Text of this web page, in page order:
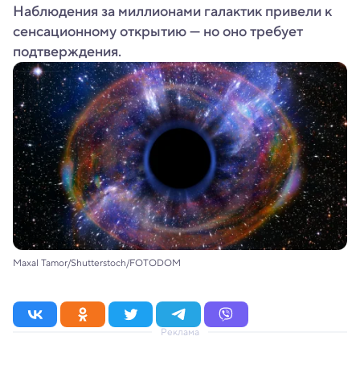
Наблюдения за миллионами галактик привели к
сенсационному открытию — но оно требует
подтверждения.
Maxal Tamor/Shutterstoch/FOTODOM
Реклама